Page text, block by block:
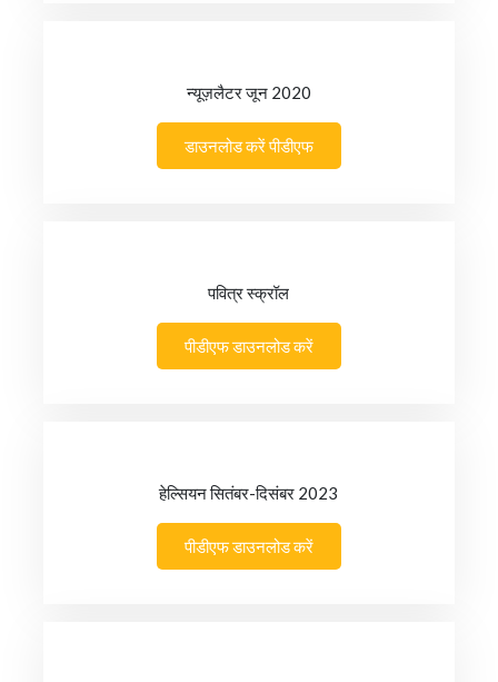
न्यूज़लैटर जून 2020
डाउनलोड करें पीडीएफ
पवित्र स्क्रॉल
पीडीएफ डाउनलोड करें
हेल्सियन सितंबर-दिसंबर 2023
पीडीएफ डाउनलोड करें